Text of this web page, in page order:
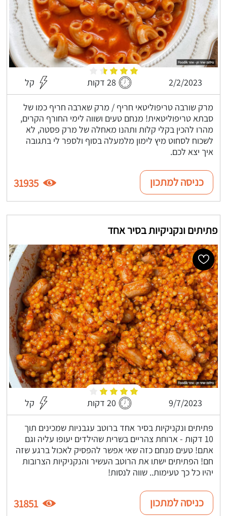
2/2/2023 28 דקות קל
מרק שורבה טריפוליטאי חריף / מרק שארבה חריף כמו של
סבתא טריפוליטאית! מנחם טעים ושווה לימי החורף הקרים,
מהרו להכין בקלי קלות ותהנו מאחלה של מרק פסטה, לא
לשכוח לסחוט מיץ לימון מלמעלה בסוף ולספר לי בתגובה
איך יצא לכם.
כניסה למתכון 31935
פתיתים ונקניקיות בסיר אחד
9/7/2023 20 דקות קל
פתיתים ונקניקיות בסיר אחד ברוטב עגבניות שמכינים תוך
10 דקות - ארוחת צהריים בשרית שהילדים יעופו עליה וגם
אתם! טעים מנחם כזה שאי אפשר להפסיק לאכול ברגע שזה
חם! הפתיתים ישתו את הרוטב העשיר והנקניקיות הצרובות
יהיו כל כך טעימות.. שווה לנסות!
כניסה למתכון 31851